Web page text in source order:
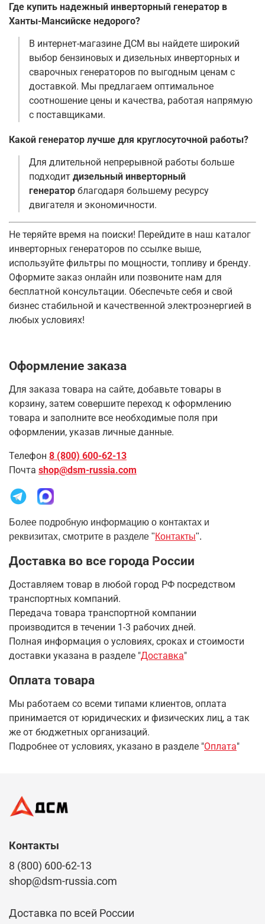
Где купить надежный инверторный генератор в
Ханты-Мансийске недорого?
В интернет-магазине ДСМ вы найдете широкий
выбор бензиновых и дизельных инверторных и
сварочных генераторов по выгодным ценам с
доставкой. Мы предлагаем оптимальное
соотношение цены и качества, работая напрямую
с поставщиками.
Какой генератор лучше для круглосуточной работы?
Для длительной непрерывной работы больше
подходит дизельный инверторный
генератор благодаря большему ресурсу
двигателя и экономичности.
Не теряйте время на поиски! Перейдите в наш каталог
инверторных генераторов по ссылке выше,
используйте фильтры по мощности, топливу и бренду.
Оформите заказ онлайн или позвоните нам для
бесплатной консультации. Обеспечьте себя и свой
бизнес стабильной и качественной электроэнергией в
любых условиях!
Оформление заказа
Для заказа товара на сайте, добавьте товары в
корзину, затем совершите переход к оформлению
товара и заполните все необходимые поля при
оформлении, указав личные данные.
Телефон 8 (800) 600-62-13
Почта shop@dsm-russia.com
Более подробную информацию о контактах и
реквизитах, смотрите в разделе "Контакты".
Доставка во все города России
Доставляем товар в любой город РФ посредством
транспортных компаний.
Передача товара транспортной компании
производится в течении 1-3 рабочих дней.
Полная информация о условиях, сроках и стоимости
доставки указана в разделе "Доставка"
Оплата товара
Мы работаем со всеми типами клиентов, оплата
принимается от юридических и физических лиц, а так
же от бюджетных организаций.
Подробнее от условиях, указано в разделе "Оплата"
Контакты
8 (800) 600-62-13
shop@dsm-russia.com
Доставка по всей России